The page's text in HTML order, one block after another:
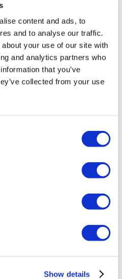
content and ads, to
and to analyse our traffic.
your use of our site with
and analytics partners who
that you’ve
collected from your use
Show details
Турция
Турция
Турция
Хирургии Турция